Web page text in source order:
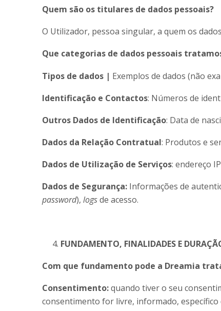
Quem são os titulares de dados pessoais?
O Utilizador, pessoa singular, a quem os
Que categorias de dados pessoais
Tipos de dados | Exemplos de dados (não
Identificação e Contactos: Números de
Outros Dados de Identificação: Data de
Dados da Relação Contratual: Produtos e
Dados de Utilização de Serviços: endereço
Dados de Segurança: Informações de
password), logsde acesso.
FUNDAMENTO, FINALIDADES E
Com que fundamento pode a Dreamia
Consentimento:quando tiver o seu
consentimento for livre, informado, específico